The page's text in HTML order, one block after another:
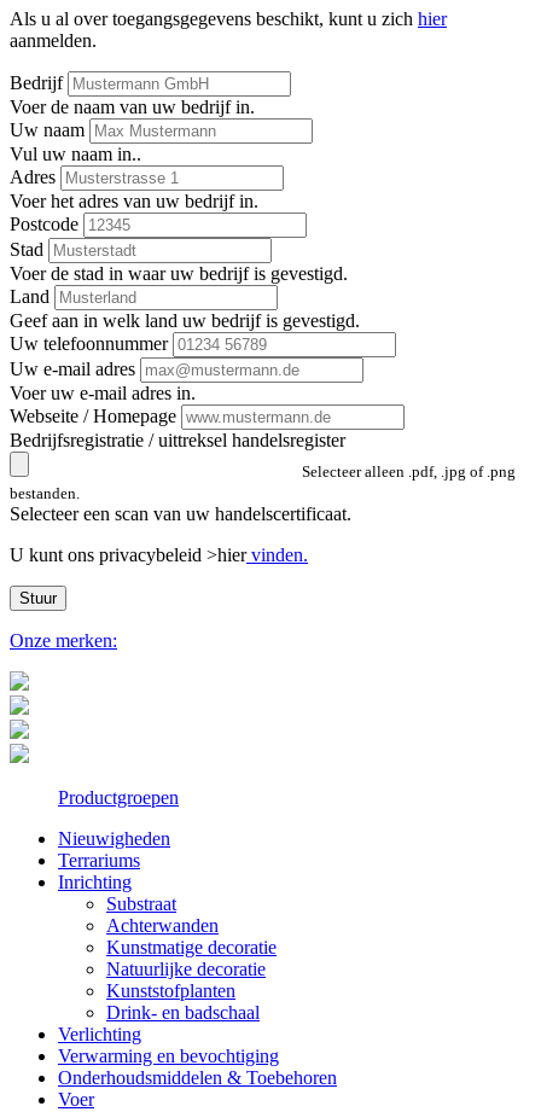
Als u al over toegangsgegevens beschikt, kunt u zich hier
aanmelden.
Bedrijf
Voer de naam van uw bedrijf in.
Uw naam
Vul uw naam in..
Adres
Voer het adres van uw bedrijf in.
Postcode
Stad
Voer de stad in waar uw bedrijf is gevestigd.
Land
Geef aan in welk land uw bedrijf is gevestigd.
Uw telefoonnummer
Uw e-mail adres
Voer uw e-mail adres in.
Webseite / Homepage
Bedrijfsregistratie / uittreksel handelsregister
Selecteer alleen .pdf, .jpg of .png
bestanden.
Selecteer een scan van uw handelscertificaat.
U kunt ons privacybeleid >hiervinden.
Stuur
Onze merken:
Productgroepen
Nieuwigheden
Terrariums
Inrichting
Substraat
Achterwanden
Kunstmatige decoratie
Natuurlijke decoratie
Kunststofplanten
Drink- en badschaal
Verlichting
Verwarming en bevochtiging
Onderhoudsmiddelen & Toebehoren
Voer